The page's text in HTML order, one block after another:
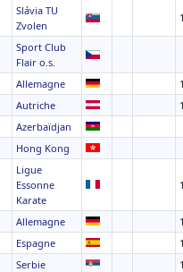
Slávia TU
Zvolen
Sport Club
Flair o.s.
Allemagne
Autriche
Azerbaïdjan
Hong Kong
Ligue
Essonne
Karate
Allemagne
Espagne
Serbie